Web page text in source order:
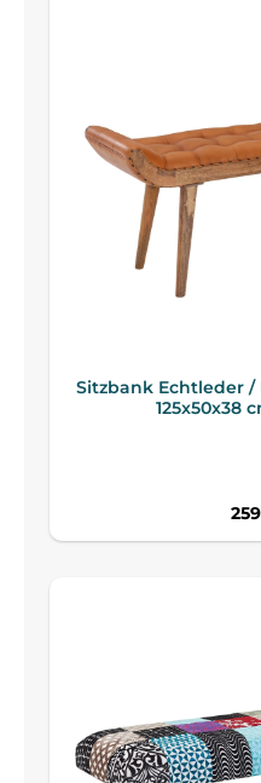
Sitzbank Echtleder /
125x50x38